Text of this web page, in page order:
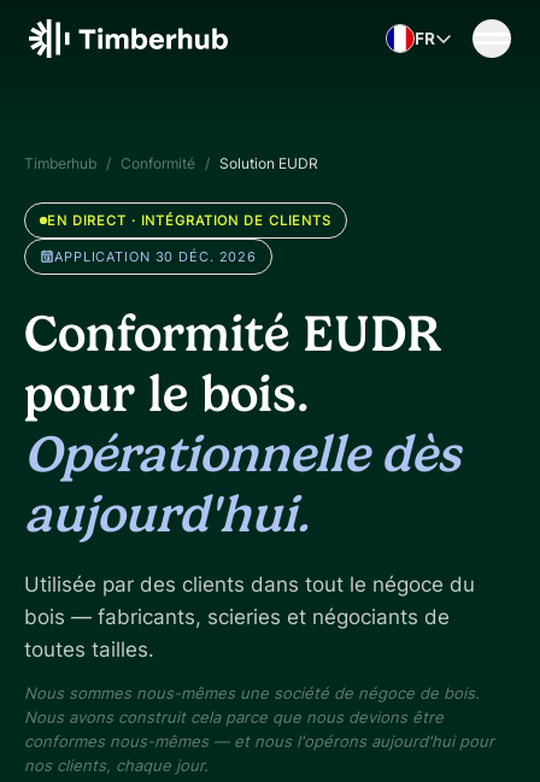
Skip to content
FR
Timberhub / Conformité / Solution EUDR
EN DIRECT · INTÉGRATION DE CLIENTS
APPLICATION 30 DÉC. 2026
Conformité EUDR
pour le bois.
Opérationnelle dès
aujourd'hui.
Utilisée par des clients dans tout le négoce du
bois — fabricants, scieries et négociants de
toutes tailles.
Nous sommes nous-mêmes une société de négoce de bois.
Nous avons construit cela parce que nous devions être
conformes nous-mêmes — et nous l'opérons aujourd'hui pour
nos clients, chaque jour.